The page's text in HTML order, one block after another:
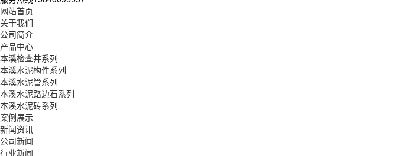
网站首页
关于我们
公司简介
产品中心
本溪检查井系列
本溪水泥构件系列
本溪水泥管系列
本溪水泥路边石系列
本溪水泥砖系列
案例展示
新闻资讯
公司新闻
行业新闻